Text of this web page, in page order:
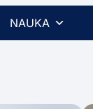
NAUKA